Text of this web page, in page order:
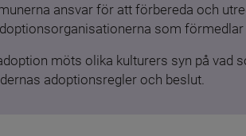
ansvar för att förbereda och
som
möts olika kulturers syn på vad
adoptionsregler och beslut.